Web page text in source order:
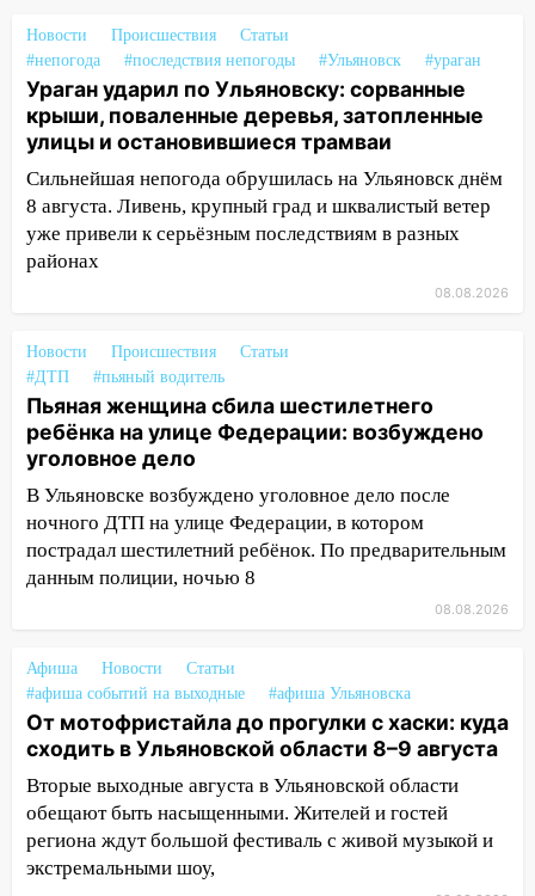
области 8–9 августа
10:11
Директора ульяновской
«Нефтяной топливной компании» будут
судить за неуплату 48,4 млн рублей
налогов
09:28 Дети на дорогах: пострадали
велосипедисты, мотоциклисты и
пешеходы. Обзор крупных аварий в
Ульяновской области
домов и выстрел за водку
07:50
Какая погоды будет днем 8
августа
06:45 Императорский мост в
Ульяновске останется закрытым до
утра 10 августа
05:18 Судьба готовит сюрприз: гороскоп
на 8 августа — кому повезет с
деньгами, а кого ждет неожиданная
04:47
В Ульяновской области объявили
ракетную опасность: звучат сирены
07.08.2026
20:40
Ульяновские аграрии смогут
купить тракторы с отсрочкой платежа
до декабря
19:34 В следственном управлении
Новости Происшествия
Статьи
#непогода
#последствия непогоды #Ульяновск #ураган
Ураган ударил по Ульяновску: сорванные
крыши, поваленные деревья, затопленные
улицы и остановившиеся трамваи
Сильнейшая непогода обрушилась на Ульяновск днём
8 августа. Ливень, крупный град и шквалистый ветер
уже привели к серьёзным последствиям в разных
районах
08.08.2026
Новости Происшествия
Статьи
#ДТП
#пьяный водитель
Пьяная женщина сбила шестилетнего
ребёнка на улице Федерации: возбуждено
уголовное дело
В Ульяновске возбуждено уголовное дело после
ночного ДТП на улице Федерации, в котором
пострадал шестилетний ребёнок. По предварительным
данным полиции, ночью 8
08.08.2026
Афиша Новости
Статьи
#афиша событий на выходные
#афиша Ульяновска
От мотофристайла до прогулки с хаски: куда
сходить в Ульяновской области 8–9 августа
Вторые выходные августа в Ульяновской области
обещают быть насыщенными. Жителей и гостей
региона ждут большой фестиваль с живой музыкой и
экстремальными шоу,